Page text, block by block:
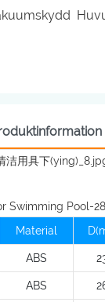
Material
ABS
ABS